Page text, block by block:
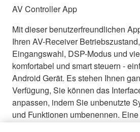
AV Controller App
Mit dieser benutzerfreundlichen
Ihren AV-Receiver
Eingangswahl, DSP-Modus und
komfortabel und smart steuern -
Android Gerät. Es stehen Ihnen
Verfügung, Sie können das
anpassen, indem Sie unbenutzte
und Funktionen umbenennen.